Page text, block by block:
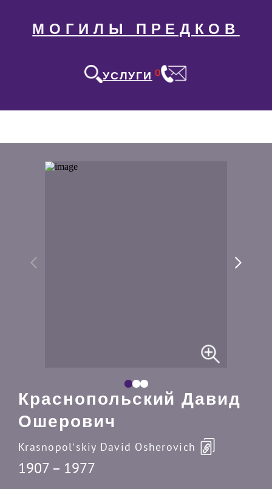
МОГИЛЫ ПРЕДКОВ
УСЛУГИ 0
Краснопольский Давид
Ошерович
Krasnopolʹskiy David Osherovich
1907 – 1977